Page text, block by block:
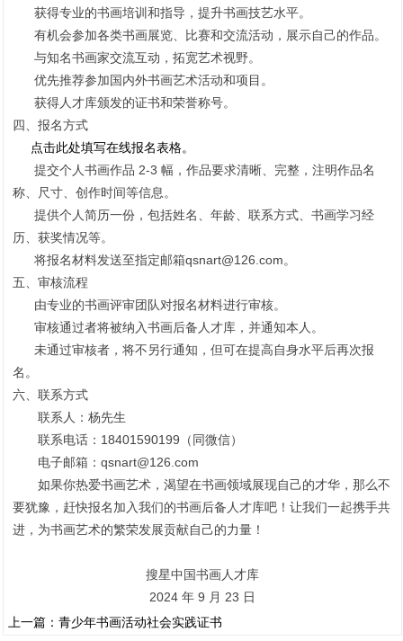
获得专业的书画培训和指导，提升书画技艺水平。
有机会参加各类书画展览、比赛和交流活动，展示自己的作品。
与知名书画家交流互动，拓宽艺术视野。
优先推荐参加国内外书画艺术活动和项目。
获得人才库颁发的证书和荣誉称号。
四、报名方式
点击此处填写在线报名表格。
提交个人书画作品 2-3 幅，作品要求清晰、完整，注明作品名
称、尺寸、创作时间等信息。
提供个人简历一份，包括姓名、年龄、联系方式、书画学习经
历、获奖情况等。
将报名材料发送至指定邮箱qsnart@126.com。
五、审核流程
由专业的书画评审团队对报名材料进行审核。
审核通过者将被纳入书画后备人才库，并通知本人。
未通过审核者，将不另行通知，但可在提高自身水平后再次报
名。
六、联系方式
联系人：杨先生
联系电话：18401590199（同微信）
电子邮箱：qsnart@126.com
如果你热爱书画艺术，渴望在书画领域展现自己的才华，那么不
要犹豫，赶快报名加入我们的书画后备人才库吧！让我们一起携手共
进，为书画艺术的繁荣发展贡献自己的力量！
搜星中国书画人才库
2024 年 9 月 23 日
上一篇： 青少年书画活动社会实践证书